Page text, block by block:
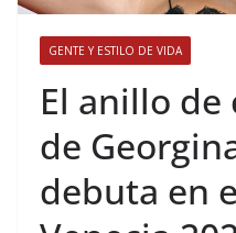
GENTE Y ESTILO DE VIDA
​El anillo
de
debuta en